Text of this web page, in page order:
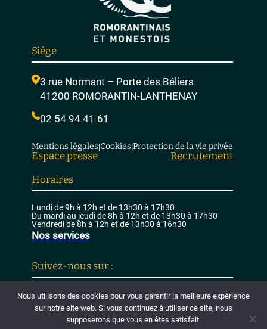
Siège
3 rue Normant – Porte des Béliers
41200 ROMORANTIN-LANTHENAY
02 54 94 41 61
Mentions légales|Cookies|Protection de la vie privée
Espace presse
Recrutement
Horaires
Lundi de 9h à 12h et de 13h30 à 17h30
Du mardi au jeudi de 8h à 12h et de 13h30 à 17h30
Vendredi de 8h à 12h et de 13h30 à 16h30
Nos services
Suivez-nous sur :
Youtube| Facebook
Nous utilisons des cookies pour vous garantir la meilleure expérience
sur notre site web. Si vous continuez à utiliser ce site, nous
supposerons que vous en êtes satisfait.